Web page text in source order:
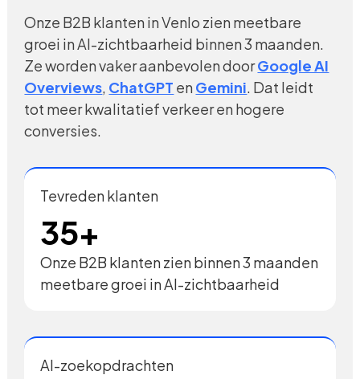
Onze B2B klanten in Venlo zien meetbare
groei in AI-zichtbaarheid binnen 3 maanden.
Ze worden vaker aanbevolen doorGoogle AI
Overviews, ChatGPT en Gemini. Dat leidt
tot meer kwalitatief verkeer en hogere
conversies.
Tevreden klanten
35+
Onze B2B klanten zien binnen 3 maanden
meetbare groei in AI-zichtbaarheid
AI-zoekopdrachten